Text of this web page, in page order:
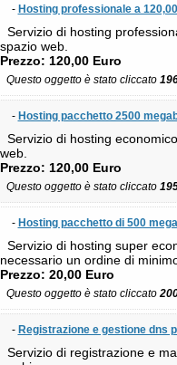
- Hosting professionale a
Servizio di hosting
spazio web.
Prezzo: 120,00 Euro
Questo oggetto è stato cliccato
- Hosting pacchetto 2500
Servizio di hosting
web.
Prezzo: 120,00 Euro
Questo oggetto è stato cliccato
- Hosting pacchetto di 500
Servizio di hosting super
necessario un ordine di
Prezzo: 20,00 Euro
Questo oggetto è stato cliccato
- Registrazione e gestione dns
Servizio di registrazione e